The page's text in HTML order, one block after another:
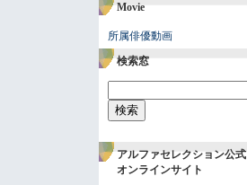
Movie
所属俳優動画
検索窓
アルファセレクション公式
オンラインサイト